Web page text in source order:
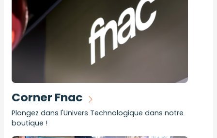
Corner Fnac
Plongez dans l'Univers Technologique dans notre
boutique !